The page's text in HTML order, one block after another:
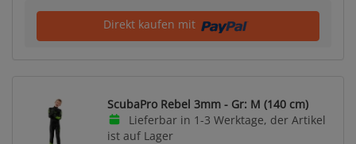
Direkt kaufen mit
ScubaPro Rebel 3mm - Gr: M (140 cm)
Lieferbar in 1-3 Werktage, der Artikel
ist auf Lager